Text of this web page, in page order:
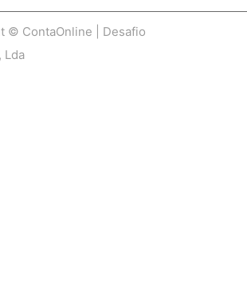
© ContaOnline | Desafio
Lda